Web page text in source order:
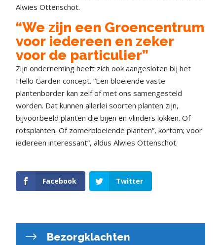
Alwies Ottenschot.
“We zijn een Groencentrum
voor iedereen en zeker
voor de particulier”
Zijn onderneming heeft zich ook aangesloten bij het
Hello Garden concept. “Een bloeiende vaste
plantenborder kan zelf of met ons samengesteld
worden. Dat kunnen allerlei soorten planten zijn,
bijvoorbeeld planten die bijen en vlinders lokken. Of
rotsplanten. Of zomerbloeiende planten”, kortom; voor
iedereen interessant”, aldus Alwies Ottenschot.
Facebook Twitter
Bezorgklachten